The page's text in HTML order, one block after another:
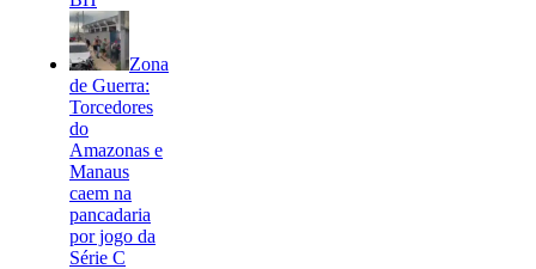
Zona
de Guerra:
Torcedores
do
Amazonas e
Manaus
caem na
pancadaria
por jogo da
Série C